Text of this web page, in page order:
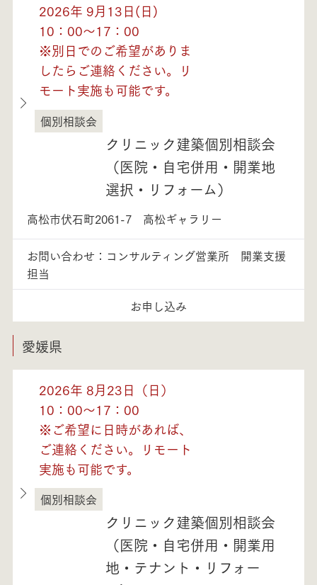
土地を探す 全国エリア情報
2026年 9月13日(日)
10：00～17：00
※別日でのご希望がありま
したらご連絡ください。リ
モート実施も可能です。
香川県
個別相談会
クリニック建築個別相談会
（医院・自宅併用・開業地
選択・リフォーム）
高松市伏石町2061-7 高松ギャラリー
お問い合わせ：コンサルティング営業所 開業支援
担当
お申し込み
愛媛県
2026年 8月23日（日）
10：00～17：00
※ご希望に日時があれば、
ご連絡ください。リモート
実施も可能です。
愛媛県
個別相談会
クリニック建築個別相談会
（医院・自宅併用・開業用
地・テナント・リフォー